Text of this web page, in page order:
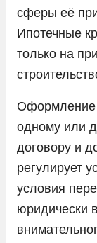
сферы её
Ипотечные
только на
Оформление
одному или
договору и
регулирует
условия
юридически